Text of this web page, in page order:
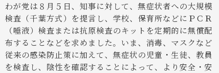
わが党は８月５日、知事に対して、無症状者への大規模
検査（千葉方式）を提言し、学校、保育所などにＰＣＲ
（唾液）検査または抗原検査のキットを定期的に無償配
布することなどを求めました。いま、消毒、マスクなど
従来の感染防止策に加えて、無症状の児童・生徒、教員
を検査し、陰性を確認することによって、より安全・安